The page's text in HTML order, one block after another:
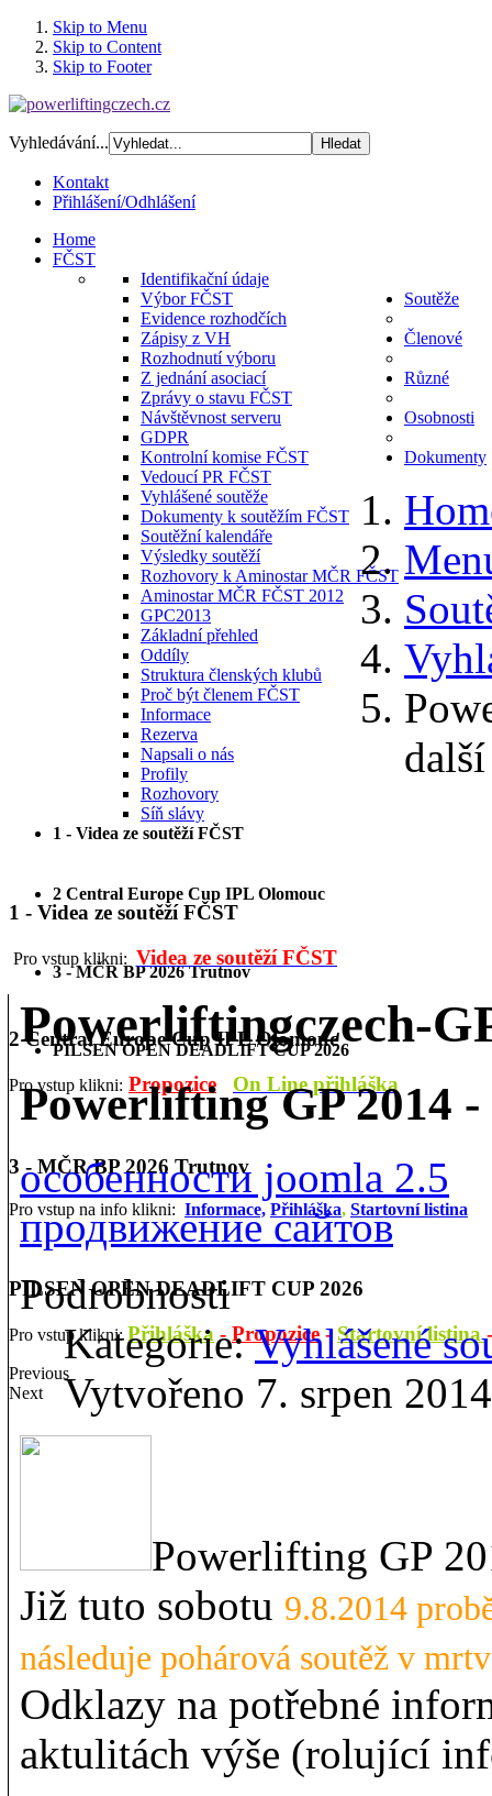
Skip to Menu
Skip to Content
Skip to Footer
Vyhledávání...
Kontakt
Přihlášení/Odhlášení
Home
FČST
Identifikační údaje
Výbor FČST
Evidence rozhodčích
Zápisy z VH
Rozhodnutí výboru
Z jednání asociací
Zprávy o stavu FČST
Návštěvnost serveru
GDPR
Kontrolní komise FČST
Vedoucí PR FČST
Soutěže
Vyhlášené soutěže
Dokumenty k soutěžím FČST
Soutěžní kalendáře
Výsledky soutěží
Rozhovory k Aminostar MČR FČST
Aminostar MČR FČST 2012
GPC2013
Členové
Základní přehled
Oddíly
Struktura členských klubů
Proč být členem FČST
Různé
Informace
Rezerva
Osobnosti
Napsali o nás
Profily
Rozhovory
Síň slávy
Dokumenty
1 - Videa ze soutěží FČST
2 Central Europe Cup IPL Olomouc
3 - MČR BP 2026 Trutnov
PILSEN OPEN DEADLIFT CUP 2026
1 - Videa ze soutěží FČST
Pro vstup klikni: Videa ze soutěží FČST
2 Central Europe Cup IPL Olomouc
Pro vstup klikni: Propozice On Line přihláška
3 - MČR BP 2026 Trutnov
Pro vstup na info klikni: Informace, Přihláška, Startovní listina
PILSEN OPEN DEADLIFT CUP 2026
Pro vstup klikni:Přihláška -Propozice - Startovní listina
Previous
Next
Powerliftingczech-
Powerlifting GP 2014
особенности joomla 2.5
продвижение сайтов
Podrobnosti
Kategorie:Vyhlášené
Vytvořeno 7. srpen 2014
Powerlifting GP
Již tuto sobotu 9.8.2014
následuje pohárová soutěž v
Odklazy na potřebné
aktulitách výše (rolující